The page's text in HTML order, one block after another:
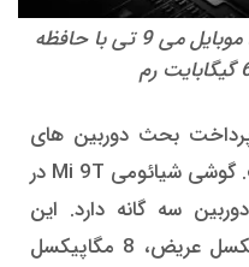
تراشه اسنپدراگون 730 روی برد موبایل می 9 تی با حافظه
بحث دوربین های
جذاب این موبایل میان رده است. گوشی شیائومی Mi 9T در
سه گانه دارد. این
دوربین، قدرت سه لنز 48 مگاپیکسل عریض، 8 مگاپیکسل